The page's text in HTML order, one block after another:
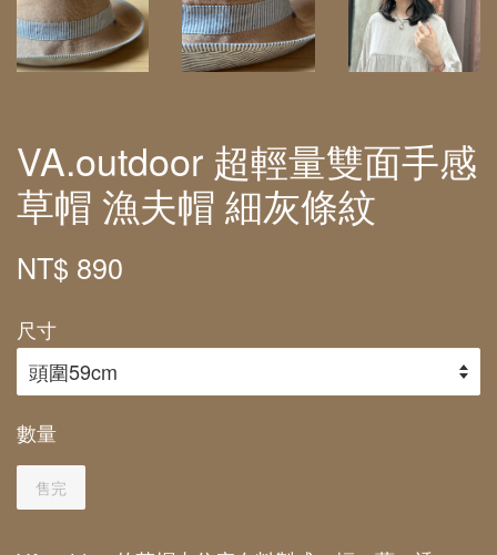
VA.outdoor 超輕量雙面手感
草帽 漁夫帽 細灰條紋
NT$ 890
尺寸
數量
售完